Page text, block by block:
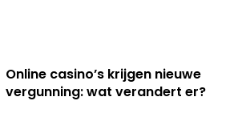
Online casino’s krijgen nieuwe
vergunning: wat verandert er?